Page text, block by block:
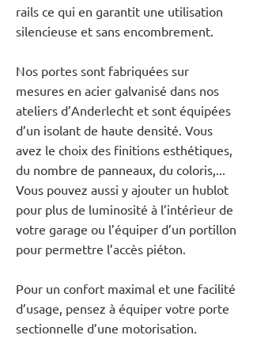
rails ce qui en garantit une utilisation
silencieuse et sans encombrement.
Nos portes sont fabriquées sur
mesures en acier galvanisé dans nos
ateliers d’Anderlecht et sont équipées
d’un isolant de haute densité. Vous
avez le choix des finitions esthétiques,
du nombre de panneaux, du coloris,...
Vous pouvez aussi y ajouter un hublot
pour plus de luminosité à l’intérieur de
votre garage ou l’équiper d’un portillon
pour permettre l’accès piéton.
Pour un confort maximal et une facilité
d’usage, pensez à équiper votre porte
sectionnelle d’une motorisation.